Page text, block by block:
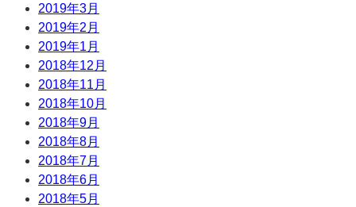
2019年3月
2019年2月
2019年1月
2018年12月
2018年11月
2018年10月
2018年9月
2018年8月
2018年7月
2018年6月
2018年5月